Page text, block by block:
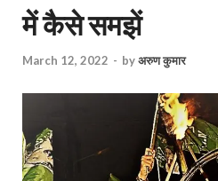
में कैसे समझें
March 12, 2022 - byअरुण कुमार